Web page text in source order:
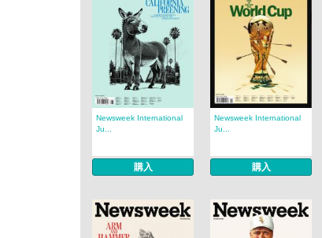
Newsweek International
Ju...
購入
Newsweek International
Ju...
購入